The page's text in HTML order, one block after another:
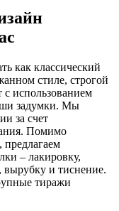
как классический
стиле, строгой
с использованием
задумки. Мы
за счет
Помимо
предлагаем
– лакировку,
вырубку и тиснение.
тиражи